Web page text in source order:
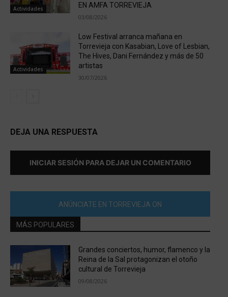
Actividades
EN AMFA TORREVIEJA
03/08/2026
Actividades
Low Festival arranca mañana en
Torrevieja con Kasabian, Love of Lesbian,
The Hives, Dani Fernández y más de 50
artistas
30/07/2026
DEJA UNA RESPUESTA
INICIAR SESIÓN PARA DEJAR UN COMENTARIO
ANÚNCIATE EN TORREVIEJA ON
MÁS POPULARES
Grandes conciertos, humor, flamenco y la
Reina de la Sal protagonizan el otoño
cultural de Torrevieja
09/08/2026